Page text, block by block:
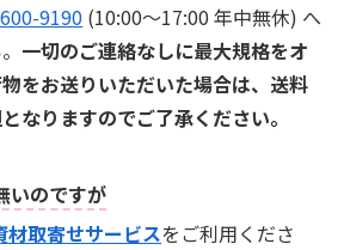
9190 (10:00～17:00 年中無休) へ
一切のご連絡なしに最大規格をオ
をお送りいただいた場合は、送料
なりますのでご了承ください。
いのですが
材取寄せサービスをご利用くださ